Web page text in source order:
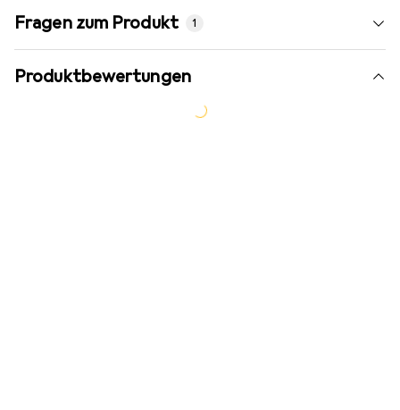
Fragen zum Produkt 1
Produktbewertungen